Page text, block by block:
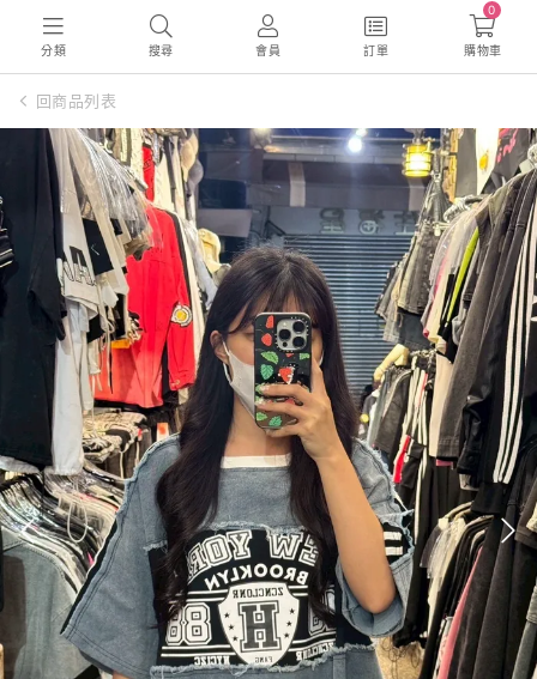
分類 搜尋 會員 訂單
0
購物車
回商品列表